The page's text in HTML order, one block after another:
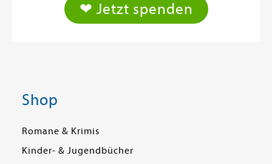
❤ Jetzt spenden
Shop
Romane & Krimis
Kinder- & Jugendbücher